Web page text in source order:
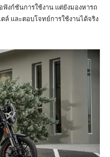
งก์ชันการใช้งาน แต่ยังมองหารถ
ล์ และตอบโจทย์การใช้งานได้จริง